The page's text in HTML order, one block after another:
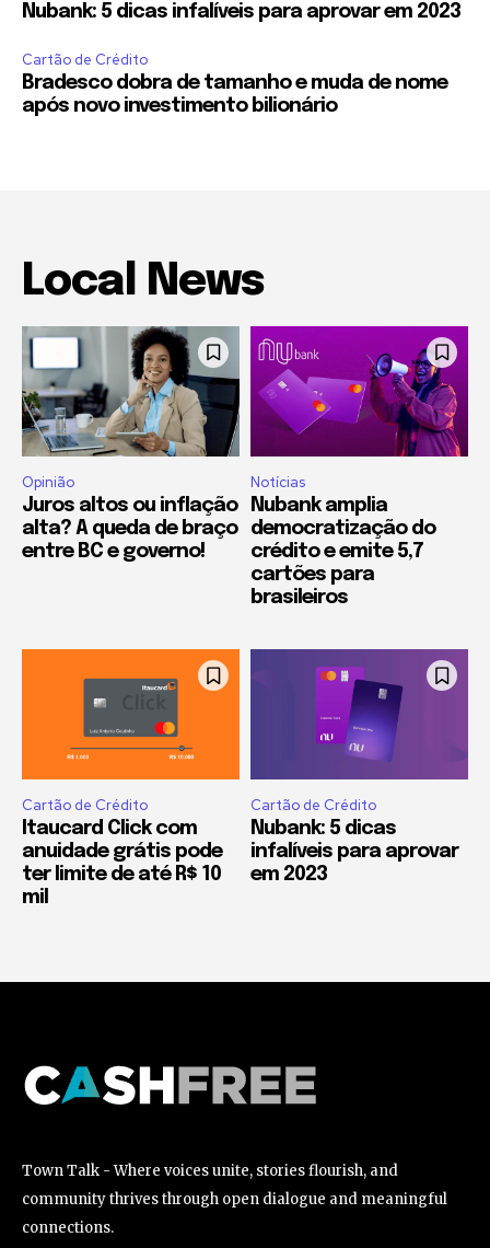
Nubank: 5 dicas infalíveis para aprovar em 2023
Cartão de Crédito
Bradesco dobra de tamanho e muda de nome
após novo investimento bilionário
Local News
Opinião
Juros altos ou inflação
alta? A queda de braço
entre BC e governo!
Notícias
Nubank amplia
democratização do
crédito e emite 5,7
cartões para
brasileiros
Cartão de Crédito
Itaucard Click com
anuidade grátis pode
ter limite de até R$ 10
mil
Cartão de Crédito
Nubank: 5 dicas
infalíveis para aprovar
em 2023
Town Talk - Where voices unite, stories flourish, and
community thrives through open dialogue and meaningful
connections.